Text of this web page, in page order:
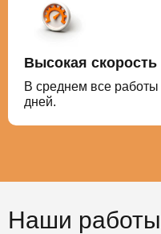
Высокая скорость
В среднем все
дней.
Наши работы